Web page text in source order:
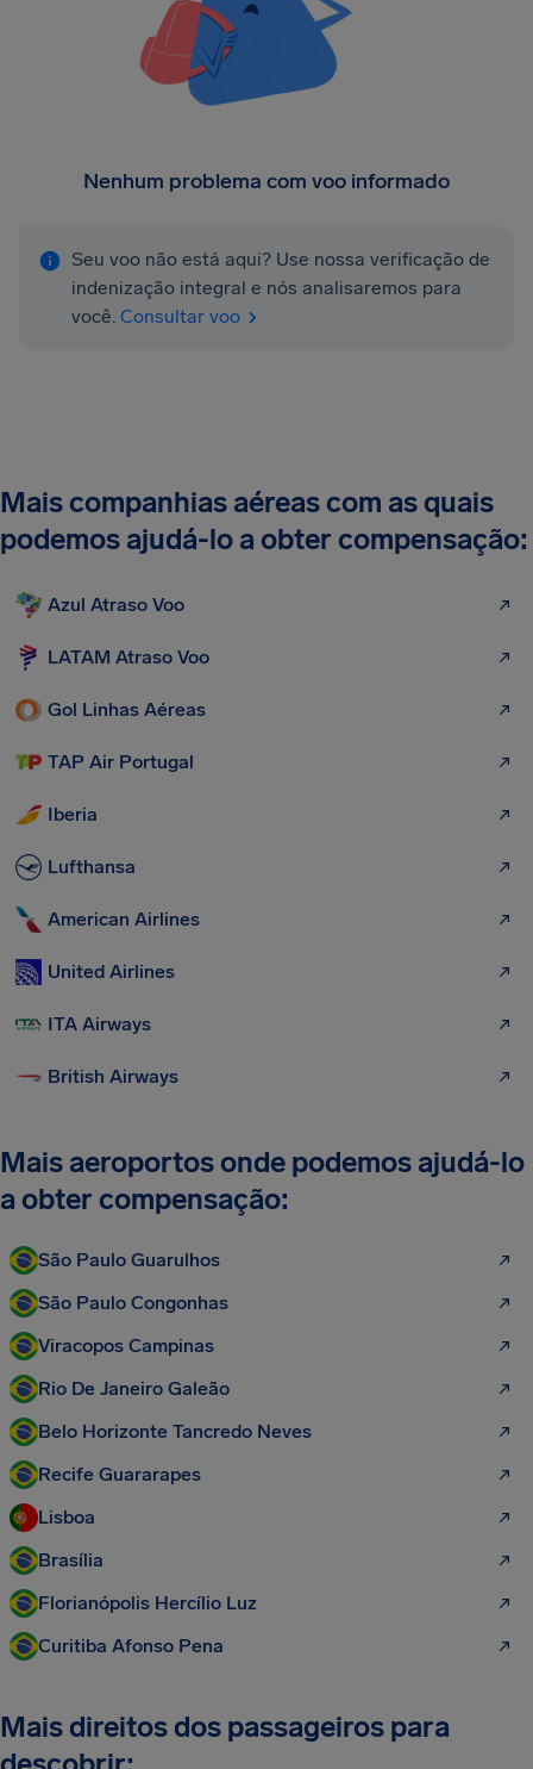
Nenhum problema com voo informado
Seu voo não está aqui? Use nossa verificação de
indenização integral e nós analisaremos para
você. Consultar voo
Mais companhias aéreas com as quais
podemos ajudá-lo a obter compensação:
Azul Atraso Voo
LATAM Atraso Voo
Gol Linhas Aéreas
TAP Air Portugal
Iberia
Lufthansa
American Airlines
United Airlines
ITA Airways
British Airways
Mais aeroportos onde podemos ajudá-lo
a obter compensação:
São Paulo Guarulhos
São Paulo Congonhas
Viracopos Campinas
Rio De Janeiro Galeão
Belo Horizonte Tancredo Neves
Recife Guararapes
Lisboa
Brasília
Florianópolis Hercílio Luz
Curitiba Afonso Pena
Mais direitos dos passageiros para